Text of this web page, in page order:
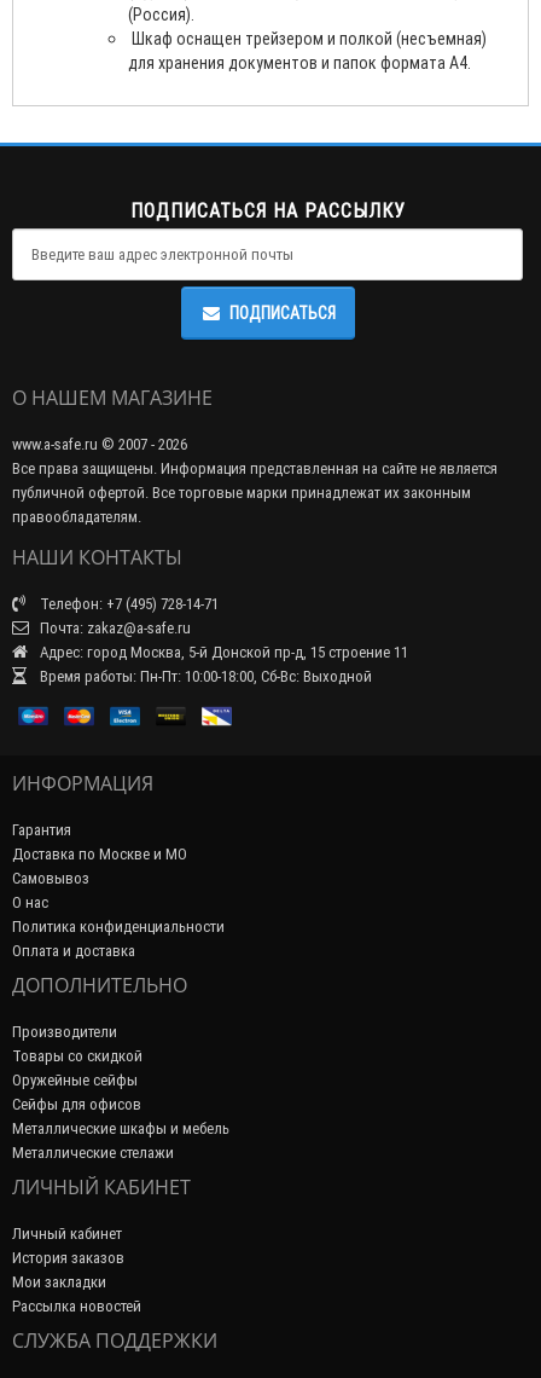
(Россия).
Шкаф оснащен трейзером и полкой (несъемная)
для хранения документов и папок формата А4.
ПОДПИСАТЬСЯ НА РАССЫЛКУ
ПОДПИСАТЬСЯ
О НАШЕМ МАГАЗИНЕ
www.a-safe.ru © 2007 - 2026
Все права защищены. Информация представленная на сайте не является
публичной офертой. Все торговые марки принадлежат их законным
правообладателям.
НАШИ КОНТАКТЫ
Телефон: +7 (495) 728-14-71
Почта: zakaz@a-safe.ru
Адрес: город Москва, 5-й Донской пр-д, 15 строение 11
Время работы: Пн-Пт: 10:00-18:00, Сб-Вс: Выходной
ИНФОРМАЦИЯ
Гарантия
Доставка по Москве и МО
Самовывоз
О нас
Политика конфиденциальности
Оплата и доставка
ДОПОЛНИТЕЛЬНО
Производители
Товары со скидкой
Оружейные сейфы
Сейфы для офисов
Металлические шкафы и мебель
Металлические стелажи
ЛИЧНЫЙ КАБИНЕТ
Личный кабинет
История заказов
Мои закладки
Рассылка новостей
СЛУЖБА ПОДДЕРЖКИ